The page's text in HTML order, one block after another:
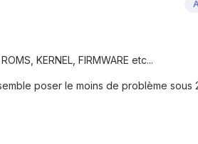
KERNEL, FIRMWARE etc...
poser le moins de problème sous